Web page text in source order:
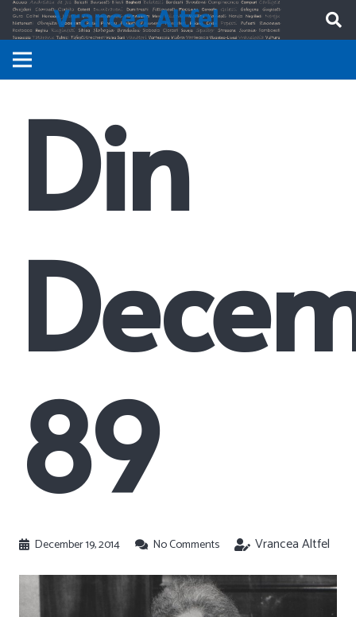
Din
89
December 19, 2014 No Comments Vrancea Altfel